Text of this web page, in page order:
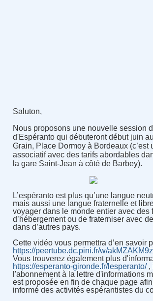
Saluton,
Nous proposons une nouvelle session
d'Espéranto qui débuteront début juin
Grain, Place Dormoy à Bordeaux (c’est
associatif avec des tarifs abordables
la gare Saint-Jean à côté de Barbey).
L’espéranto est plus qu’une langue
mais aussi une langue fraternelle et
voyager dans le monde entier avec des
d’hébergement ou de fraterniser avec
dans d’autres pays.
Cette vidéo vous permettra d’en savoir
https://peertube.dc.pini.fr/w/
Vous trouverez également plus
https://esperanto-gironde.fr/lesperanto/,
l'abonnement à la lettre d'informations
est proposée en fin de chaque page
informé des activités espérantistes du